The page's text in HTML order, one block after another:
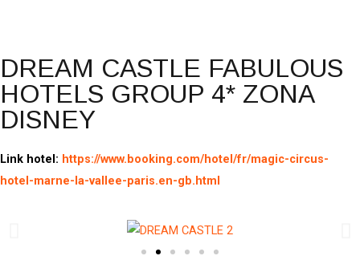
DREAM CASTLE FABULOUS
HOTELS GROUP 4* ZONA
DISNEY
Link hotel: https://www.booking.com/hotel/fr/magic-circus-
hotel-marne-la-vallee-paris.en-gb.html